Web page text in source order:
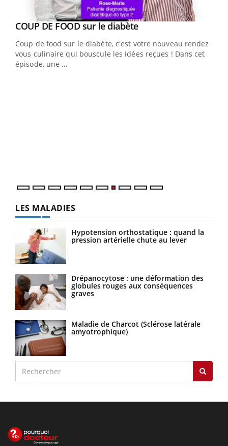
Youtube
COUP DE FOOD sur le diabèteYoutube
Coup de food sur le diabète, c'est votre nouveau rendez-
vous culinaire qui bouscule les idées reçues ! Dans cet
épisode, une ...
LES MALADIES
Hypotension orthostatique : quand la
pression artérielle chute au lever
Drépanocytose : une déformation des
globules rouges aux conséquences
graves
Maladie de Charcot (Sclérose latérale
amyotrophique)